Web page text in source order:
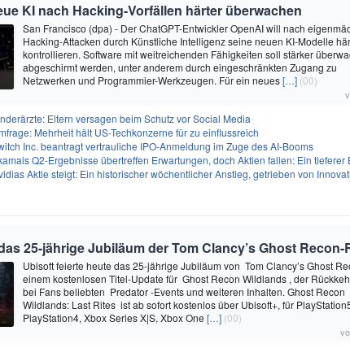
KI nach Hacking-Vorfällen härter überwachen
San Francisco (dpa) - Der ChatGPT-Entwickler OpenAI will nach
Hacking-Attacken durch Künstliche Intelligenz seine neuen KI-Modelle
kontrollieren. Software mit weitreichenden Fähigkeiten soll stärker
abgeschirmt werden, unter anderem durch eingeschränkten Zugang zu
Netzwerken und Programmier-Werkzeugen. Für ein neues[…] (00)
Eltern versagen beim Schutz vor Social Media
Mehrheit hält US-Techkonzerne für zu einflussreich
Inc. beantragt vertrauliche IPO-Anmeldung im Zuge des AI-Booms
Q2-Ergebnisse übertreffen Erwartungen, doch Aktien fallen: Ein tieferer
Aktie steigt: Ein historischer wöchentlicher Anstieg, getrieben von Innovation und
25-jährige Jubiläum der Tom Clancy’s Ghost Recon-
Ubisoft feierte heute das 25-jährige Jubiläum von Tom Clancy’s Ghost
einem kostenlosen Titel-Update für Ghost Recon Wildlands , der
bei Fans beliebten Predator -Events und weiteren Inhalten. Ghost Recon
Wildlands: Last Rites ist ab sofort kostenlos über Ubisoft+, für
PlayStation4, Xbox Series X|S, Xbox One […] (00)